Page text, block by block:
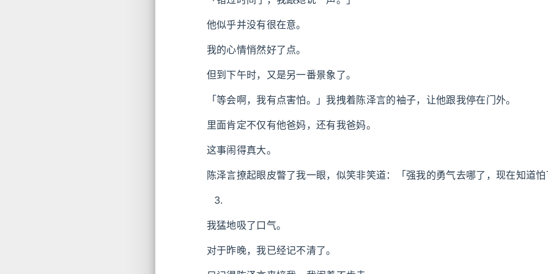
他似乎并没有很在意。
我的心情悄然好了点。
但到下午时，又是另一番景象了。
「等会啊，我有点害怕。」我拽着陈泽言的袖子，让他跟我停在门外。
里面肯定不仅有他爸妈，还有我爸妈。
这事闹得真大。
陈泽言撩起眼皮瞥了我一眼，似笑非笑道：「强我的勇气去哪了，现在知道
我猛地吸了口气。
对于昨晚，我已经记不清了。